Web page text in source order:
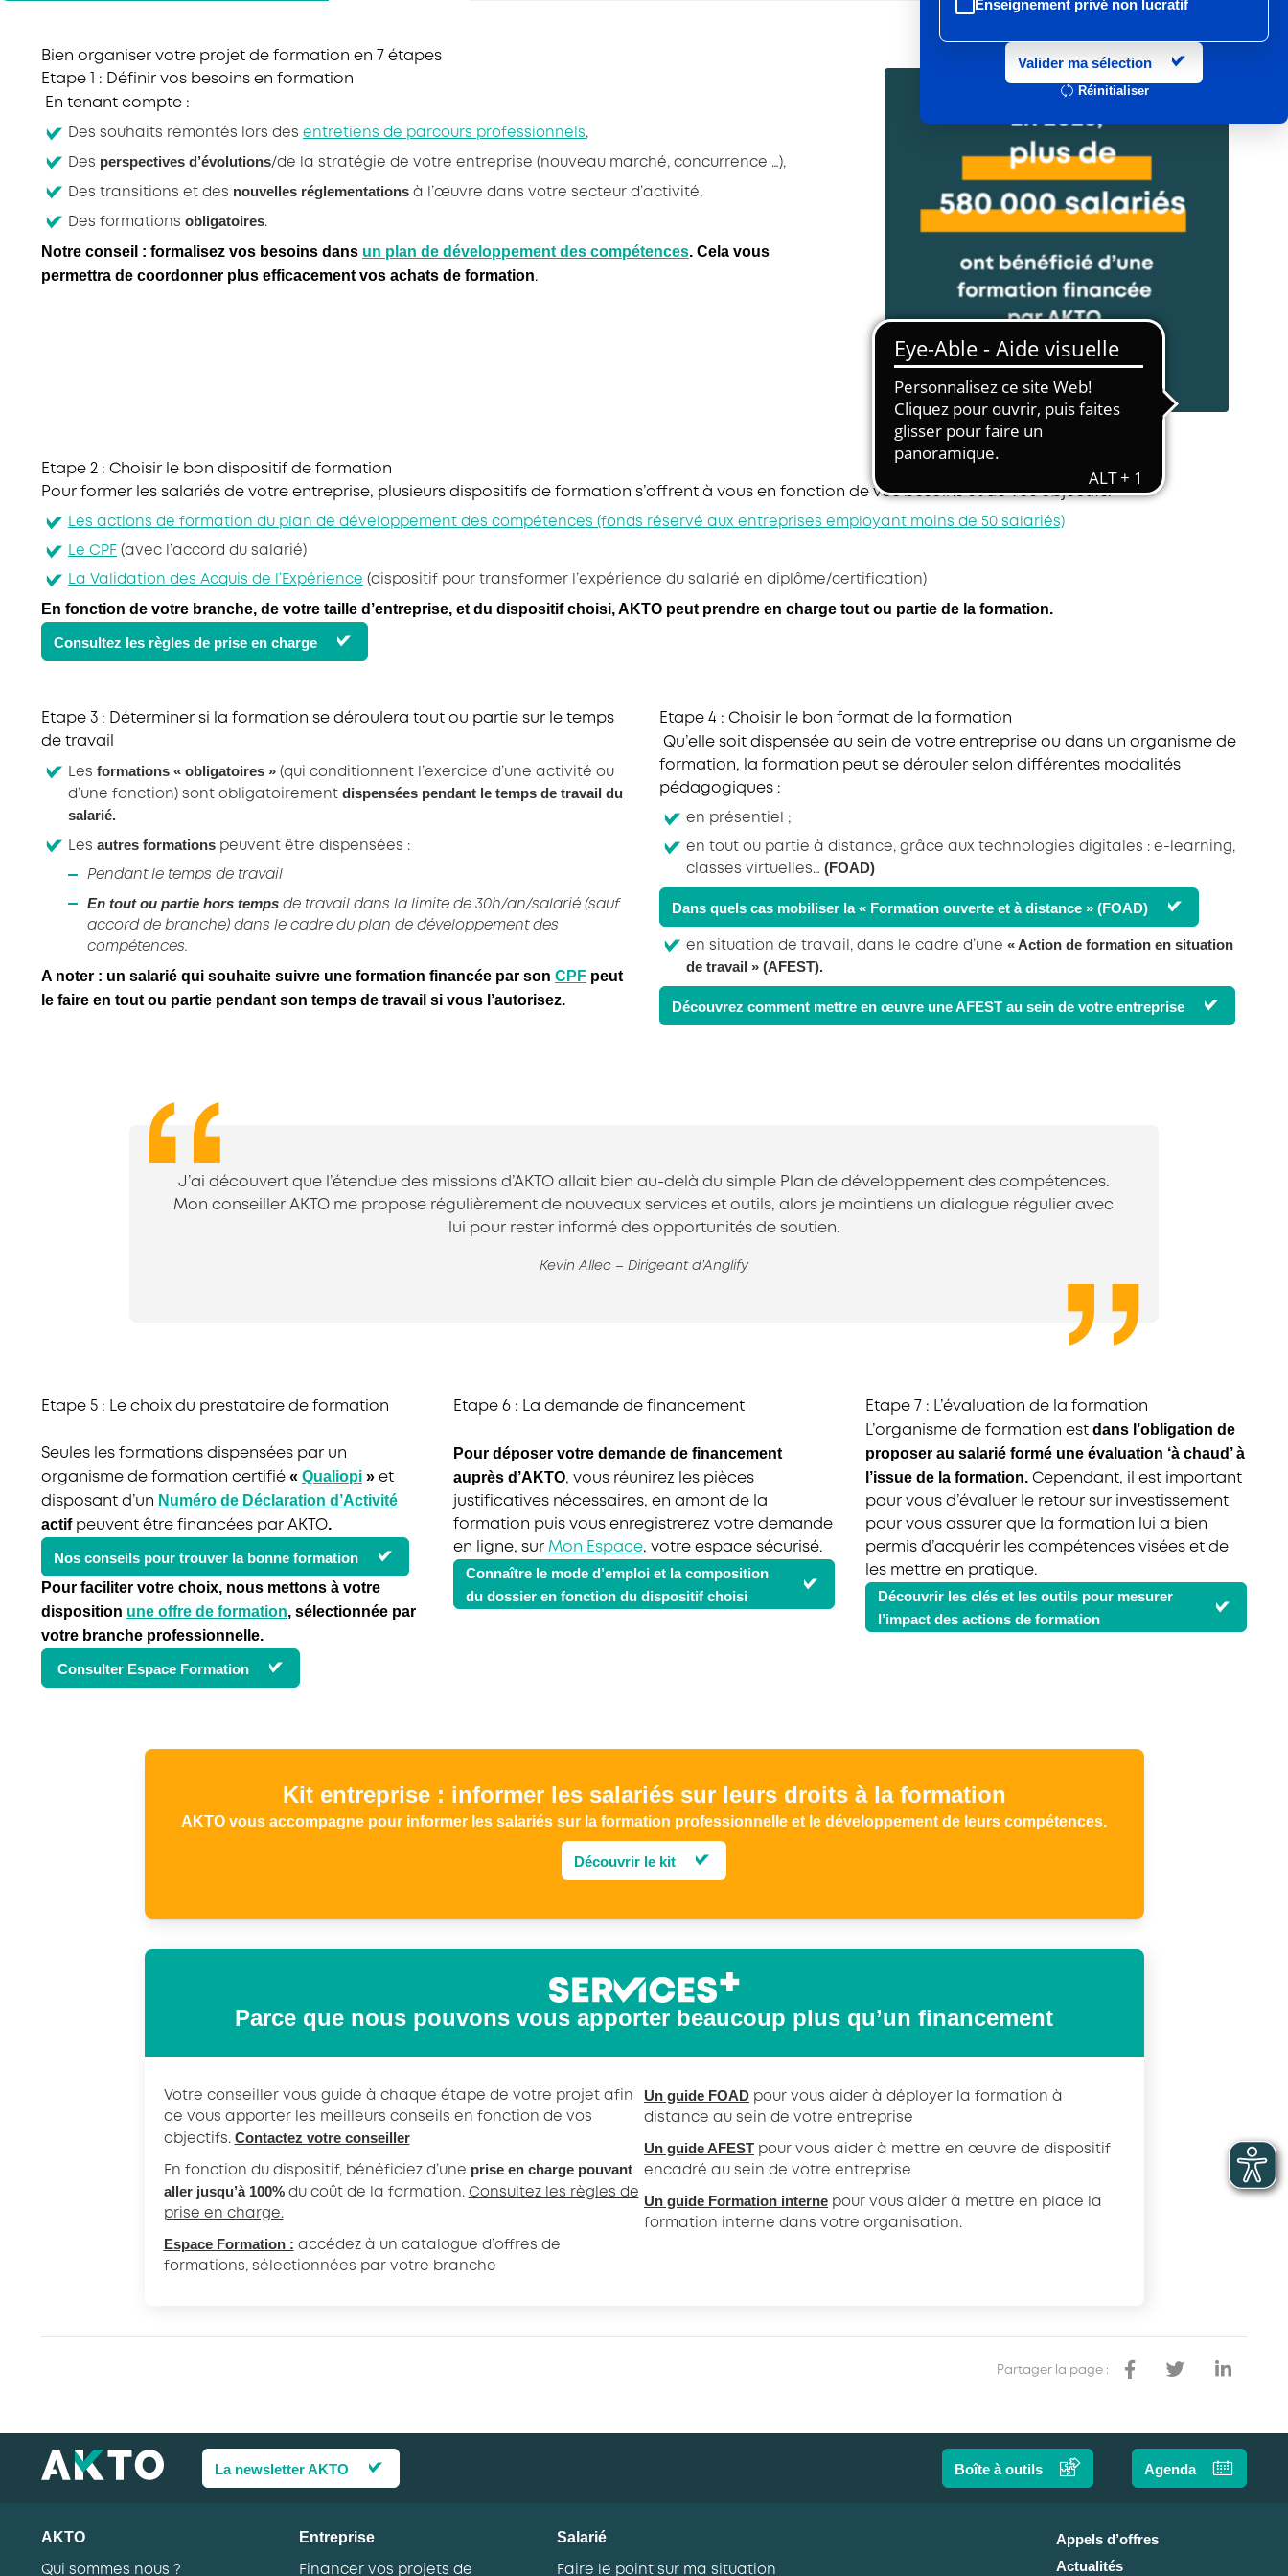
Enseignement privé non lucratif
Entretien et location textile
Exploitations forestières et scieries
Hôtels, cafés, restaurants
Organismes de formation
Portage salarial
Prévention, sécurité
Propreté et services associés
Restauration rapide
Services d'eau et d'assainissement
Travail mécanique du bois
Transport et travail aérien
Travail temporaire
d’AKTO
Valider ma sélection
Réinitialiser
Bien organiser votre projet de formation en 7 étapes
Etape 1 : Définir vos besoins en formation
En tenant compte :
Des souhaits remontés lors des entretiens de parcours professionnels,
Des perspectives d’évolutions/de la stratégie de votre entreprise (nouveau marché, concurrence …),
Des transitions et des nouvelles réglementations à l’œuvre dans votre secteur d’activité,
Des formations obligatoires.
Notre conseil : formalisez vos besoins dans un plan de développement des compétences. Cela vous
permettra de coordonner plus efficacement vos achats de formation.
Etape 2 : Choisir le bon dispositif de formation
Pour former les salariés de votre entreprise, plusieurs dispositifs de formation s’offrent à vous en fonction de vos besoins et de vos objectifs.
Les actions de formation du plan de développement des compétences (fonds réservé aux entreprises employant moins de 50 salariés)
Le CPF (avec l’accord du salarié)
La Validation des Acquis de l’Expérience (dispositif pour transformer l’expérience du salarié en diplôme/certification)
En fonction de votre branche, de votre taille d’entreprise, et du dispositif choisi, AKTO peut prendre en charge tout ou partie de la formation.
Consultez les règles de prise en charge
Etape 3 : Déterminer si la formation se déroulera tout ou partie sur le temps
de travail
Les formations « obligatoires » (qui conditionnent l’exercice d’une activité ou
d’une fonction) sont obligatoirement dispensées pendant le temps de travail du
salarié.
Les autres formations peuvent être dispensées :
Pendant le temps de travail
En tout ou partie hors temps de travail dans la limite de 30h/an/salarié (sauf
accord de branche) dans le cadre du plan de développement des
compétences.
A noter : un salarié qui souhaite suivre une formation financée par son CPF peut
le faire en tout ou partie pendant son temps de travail si vous l’autorisez.
Etape 4 : Choisir le bon format de la formation
Qu’elle soit dispensée au sein de votre entreprise ou dans un organisme de
formation, la formation peut se dérouler selon différentes modalités
pédagogiques :
en présentiel ;
en tout ou partie à distance, grâce aux technologies digitales : e-learning,
classes virtuelles… (FOAD)
Dans quels cas mobiliser la « Formation ouverte et à distance » (FOAD)
en situation de travail, dans le cadre d’une « Action de formation en situation
de travail » (AFEST).
Découvrez comment mettre en œuvre une AFEST au sein de votre entreprise
J’ai découvert que l’étendue des missions d’AKTO allait bien au-delà du simple Plan de développement des compétences.
Mon conseiller AKTO me propose régulièrement de nouveaux services et outils, alors je maintiens un dialogue régulier avec
lui pour rester informé des opportunités de soutien.
Kevin Allec – Dirigeant d’Anglify
Etape 5 : Le choix du prestataire de formation
Seules les formations dispensées par un
organisme de formation certifié « Qualiopi » et
disposant d’un Numéro de Déclaration d’Activité
actifpeuvent être financées par AKTO.
Nos conseils pour trouver la bonne formation
Pour faciliter votre choix, nous mettons à votre
disposition une offre de formation, sélectionnée par
votre branche professionnelle.
Consulter Espace Formation
Etape 6 : La demande de financement
Pour déposer votre demande de financement
auprès d’AKTO, vous réunirez les pièces
justificatives nécessaires, en amont de la
formation puis vous enregistrerez votre demande
en ligne, sur Mon Espace, votre espace sécurisé.
Connaître le mode d’emploi et la composition
du dossier en fonction du dispositif choisi
Etape 7 : L’évaluation de la formation
L’organisme de formation est dans l’obligation de
proposer au salarié formé une évaluation ‘à chaud’ à
l’issue de la formation. Cependant, il est important
pour vous d’évaluer le retour sur investissement
pour vous assurer que la formation lui a bien
permis d’acquérir les compétences visées et de
les mettre en pratique.
Découvrir les clés et les outils pour mesurer
l’impact des actions de formation
Kit entreprise : informer les salariés sur leurs droits à la formation
AKTO vous accompagne pour informer les salariés sur la formation professionnelle et le développement de leurs compétences.
Découvrir le kit
Parce que nous pouvons vous apporter beaucoup plus qu’un financement
Votre conseiller vous guide à chaque étape de votre projet afin
de vous apporter les meilleurs conseils en fonction de vos
objectifs. Contactez votre conseiller
En fonction du dispositif, bénéficiez d’une prise en charge pouvant
aller jusqu’à 100%du coût de la formation. Consultez les règles de
prise en charge.
Espace Formation : accédez à un catalogue d’offres de
formations, sélectionnées par votre branche
Un guide FOAD pour vous aider à déployer la formation à
distance au sein de votre entreprise
Un guide AFEST pour vous aider à mettre en œuvre de dispositif
encadré au sein de votre entreprise
Un guide Formation interne pour vous aider à mettre en place la
formation interne dans votre organisation.
Partager la page :
La newsletter AKTO Boîte à outils Agenda
AKTO
Qui sommes nous ?
Entreprise
Financer vos projets de
Salarié
Faire le point sur ma situation
Appels d’offres
Actualités